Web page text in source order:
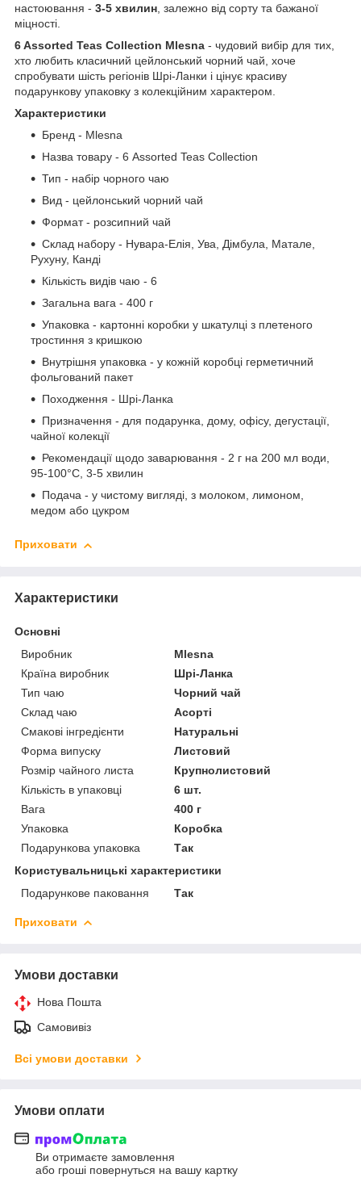
настоювання - 3-5 хвилин, залежно від сорту та бажаної
міцності.
6 Assorted Teas Collection Mlesna - чудовий вибір для тих,
хто любить класичний цейлонський чорний чай, хоче
спробувати шість регіонів Шрі-Ланки і цінує красиву
подарункову упаковку з колекційним характером.
Характеристики
Бренд - Mlesna
Назва товару - 6 Assorted Teas Collection
Тип - набір чорного чаю
Вид - цейлонський чорний чай
Формат - розсипний чай
Склад набору - Нувара-Елія, Ува, Дімбула, Матале,
Рухуну, Канді
Кількість видів чаю - 6
Загальна вага - 400 г
Упаковка - картонні коробки у шкатулці з плетеного
тростиння з кришкою
Внутрішня упаковка - у кожній коробці герметичний
фольгований пакет
Походження - Шрі-Ланка
Призначення - для подарунка, дому, офісу, дегустації,
чайної колекції
Рекомендації щодо заварювання - 2 г на 200 мл води,
95-100°C, 3-5 хвилин
Подача - у чистому вигляді, з молоком, лимоном,
медом або цукром
Приховати
Характеристики
Основні
Виробник
Mlesna
Країна виробник
Шрі-Ланка
Тип чаю
Чорний чай
Склад чаю
Асорті
Смакові інгредієнти
Натуральні
Форма випуску
Листовий
Розмір чайного листа
Крупнолистовий
Кількість в упаковці
6 шт.
Вага
400 г
Упаковка
Коробка
Подарункова упаковка
Так
Користувальницькі характеристики
Подарункове паковання
Так
Приховати
Умови доставки
Нова Пошта
Самовивіз
Всі умови доставки
Умови оплати
Ви отримаєте замовлення
або гроші повернуться на вашу картку